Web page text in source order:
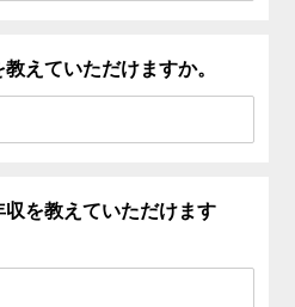
えていただけますか。
を教えていただけます